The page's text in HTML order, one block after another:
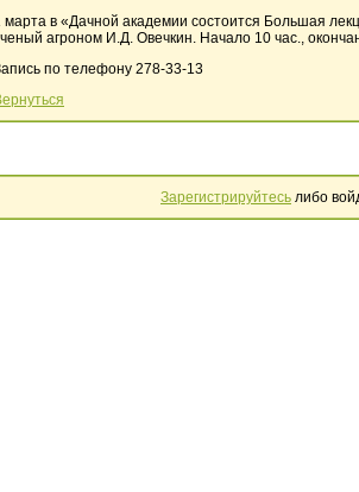
марта в «Дачной академии состоится Большая
агроном И.Д. Овечкин. Начало 10 час.,
по телефону 278-33-13
Зарегистрируйтесь либо